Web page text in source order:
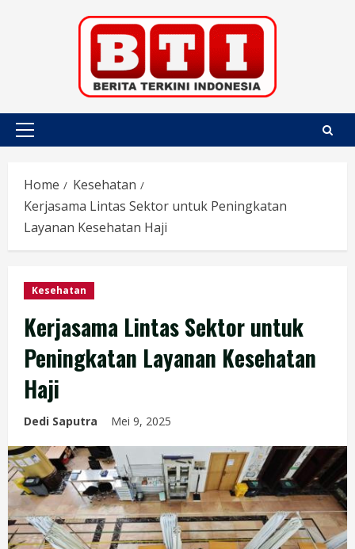
Primary
Home
Kesehatan
Kerjasama Lintas Sektor untuk Peningkatan
Layanan Kesehatan Haji
Kesehatan
Kerjasama Lintas Sektor untuk
Peningkatan Layanan Kesehatan
Haji
Dedi Saputra Mei 9, 2025